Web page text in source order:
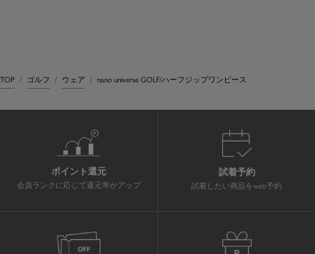
TOP ゴルフ ウェア nano universe GOLF/ハーフジップワンピース
ポイント還元
会員ランクに応じて還元率がアップ
試着予約
試着したい商品をweb予約